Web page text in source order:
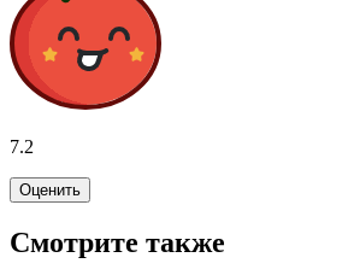
7.2
Оценить
Смотрите также